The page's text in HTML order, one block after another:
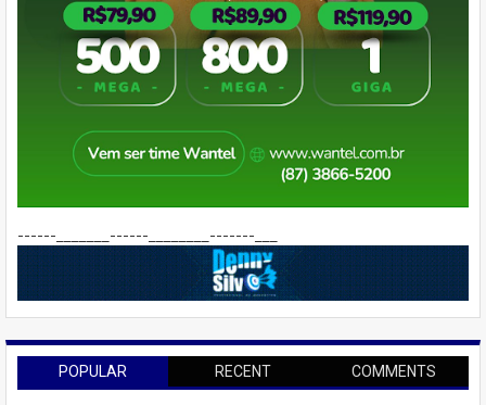
------_______------________-------___
POPULAR RECENT COMMENTS